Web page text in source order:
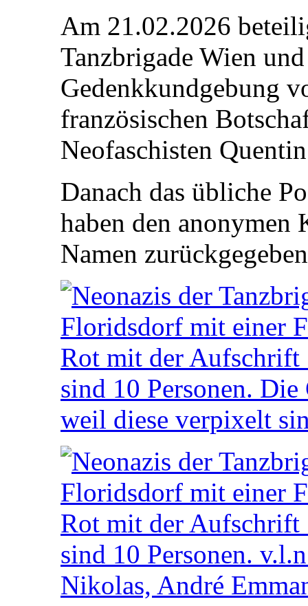
Am 21.02.2026
Tanzbrigade Wien
Gedenkkundgebung
französischen
Neofaschisten
Danach das übliche
haben den anonymen
Namen